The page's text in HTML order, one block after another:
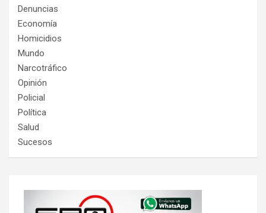
Denuncias
Economía
Homicidios
Mundo
Narcotráfico
Opinión
Policial
Política
Salud
Sucesos